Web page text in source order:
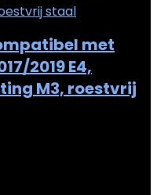
met
2019 E4,
M3, roestvrij